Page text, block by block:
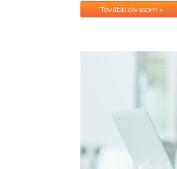
Tovább olvasom »